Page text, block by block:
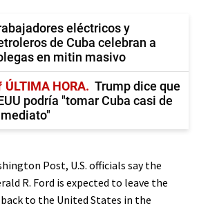
eléctricos y
de Cuba celebran a
en mitin masivo
ÚLTIMA HORA
Trump dice que
podría "tomar Cuba casi de
Post, U.S. officials say the
R. Ford is expected to leave the
back to the United States in the